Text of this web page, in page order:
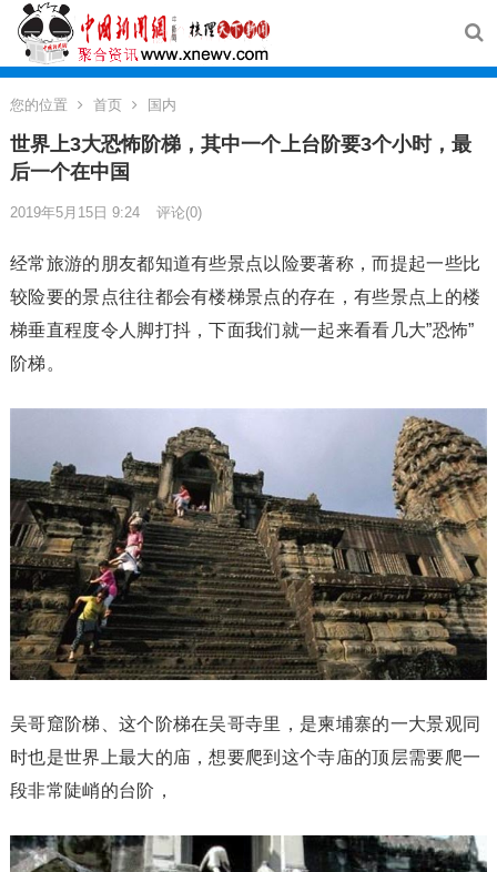
您的位置 首页 国内
世界上3大恐怖阶梯，其中一个上台阶要3个小时，最
后一个在中国
2019年5月15日 9:24 评论(0)
经常旅游的朋友都知道有些景点以险要著称，而提起一些比
较险要的景点往往都会有楼梯景点的存在，有些景点上的楼
梯垂直程度令人脚打抖，下面我们就一起来看看几大”恐怖”
阶梯。
吴哥窟阶梯、这个阶梯在吴哥寺里，是柬埔寨的一大景观同
时也是世界上最大的庙，想要爬到这个寺庙的顶层需要爬一
段非常陡峭的台阶，